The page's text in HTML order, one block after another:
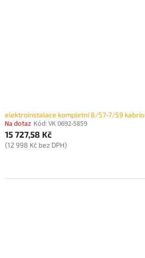
elektroinstalace kompletní 8/57-7/59 kabrio
Na dotaz Kód: VK 0692-5859
15 727,58 Kč
(12 998 Kč bez DPH)